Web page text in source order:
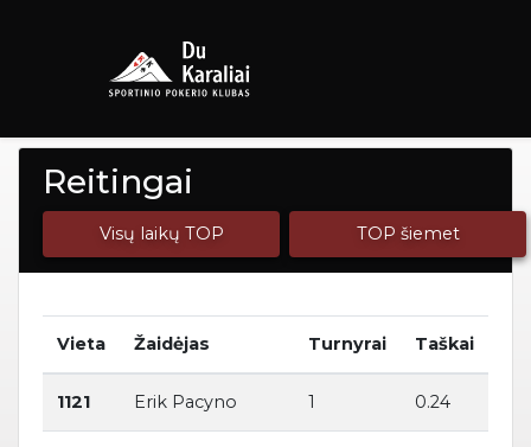
Reitingai
Visų laikų TOP TOP šiemet
Vieta Žaidėjas Turnyrai Taškai
1121 Erik Pacyno 1 0.24